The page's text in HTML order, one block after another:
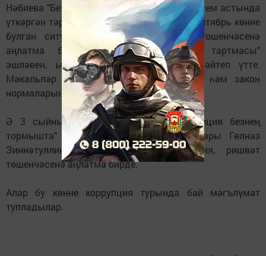
Нәбиева "Без коррупциягэ каршы" дигән исем астында
үткәргән тәрбия сәгатендә балаларга 1 сентябрь көнне
булган ситуация аркылы "коррупция" тошенчәсенә
аңлатма бирде. Мәктәптә "Ышаныч тартмасы"
эшләвен, ышаныч телефоны турында әйтеп үтте.
Мәкальләр аркылы, тормыштагы әхлак һәм закон
нормаларын аңлатты.
Ә 3 сыйныф укучылары белән "Коррупция безнең
тормышта" дигән чара үтте. Укытучылары Гөлназ
Зиннәтуллина әкият аркылы коррупция, ришвәт
төшенчәсенә аңлатма бирде.
Алар бу көнне коррупция турында бай мәгълүмат
тупладылар.